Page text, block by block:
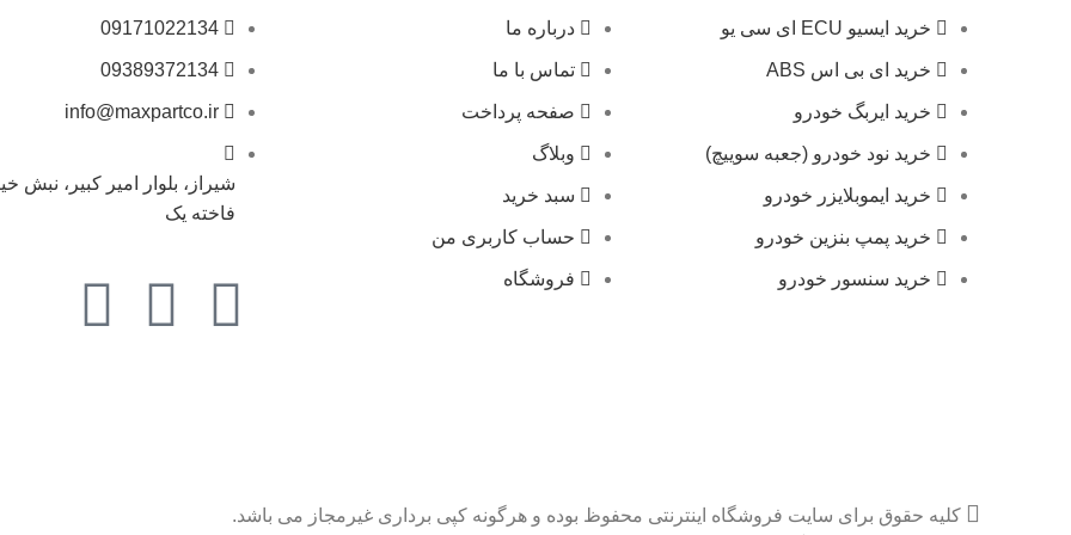
خرید ایسیو ECU ای سی یو
خرید ای بی اس ABS
خرید ایربگ خودرو
خرید نود خودرو (جعبه سوییچ)
خرید ایموبلایزر خودرو
خرید پمپ بنزین خودرو
خرید سنسور خودرو
درباره ما
تماس با ما
صفحه پرداخت
وبلاگ
سبد خرید
حساب کاربری من
فروشگاه
09171022134
09389372134
info@maxpartco.ir
شیراز، بلوار امیر کبیر، نبش
فاخته یک
کلیه حقوق برای سایت فروشگاه اینترنتی محفوظ بوده و هرگونه کپی برداری غیرمجاز می باشد.